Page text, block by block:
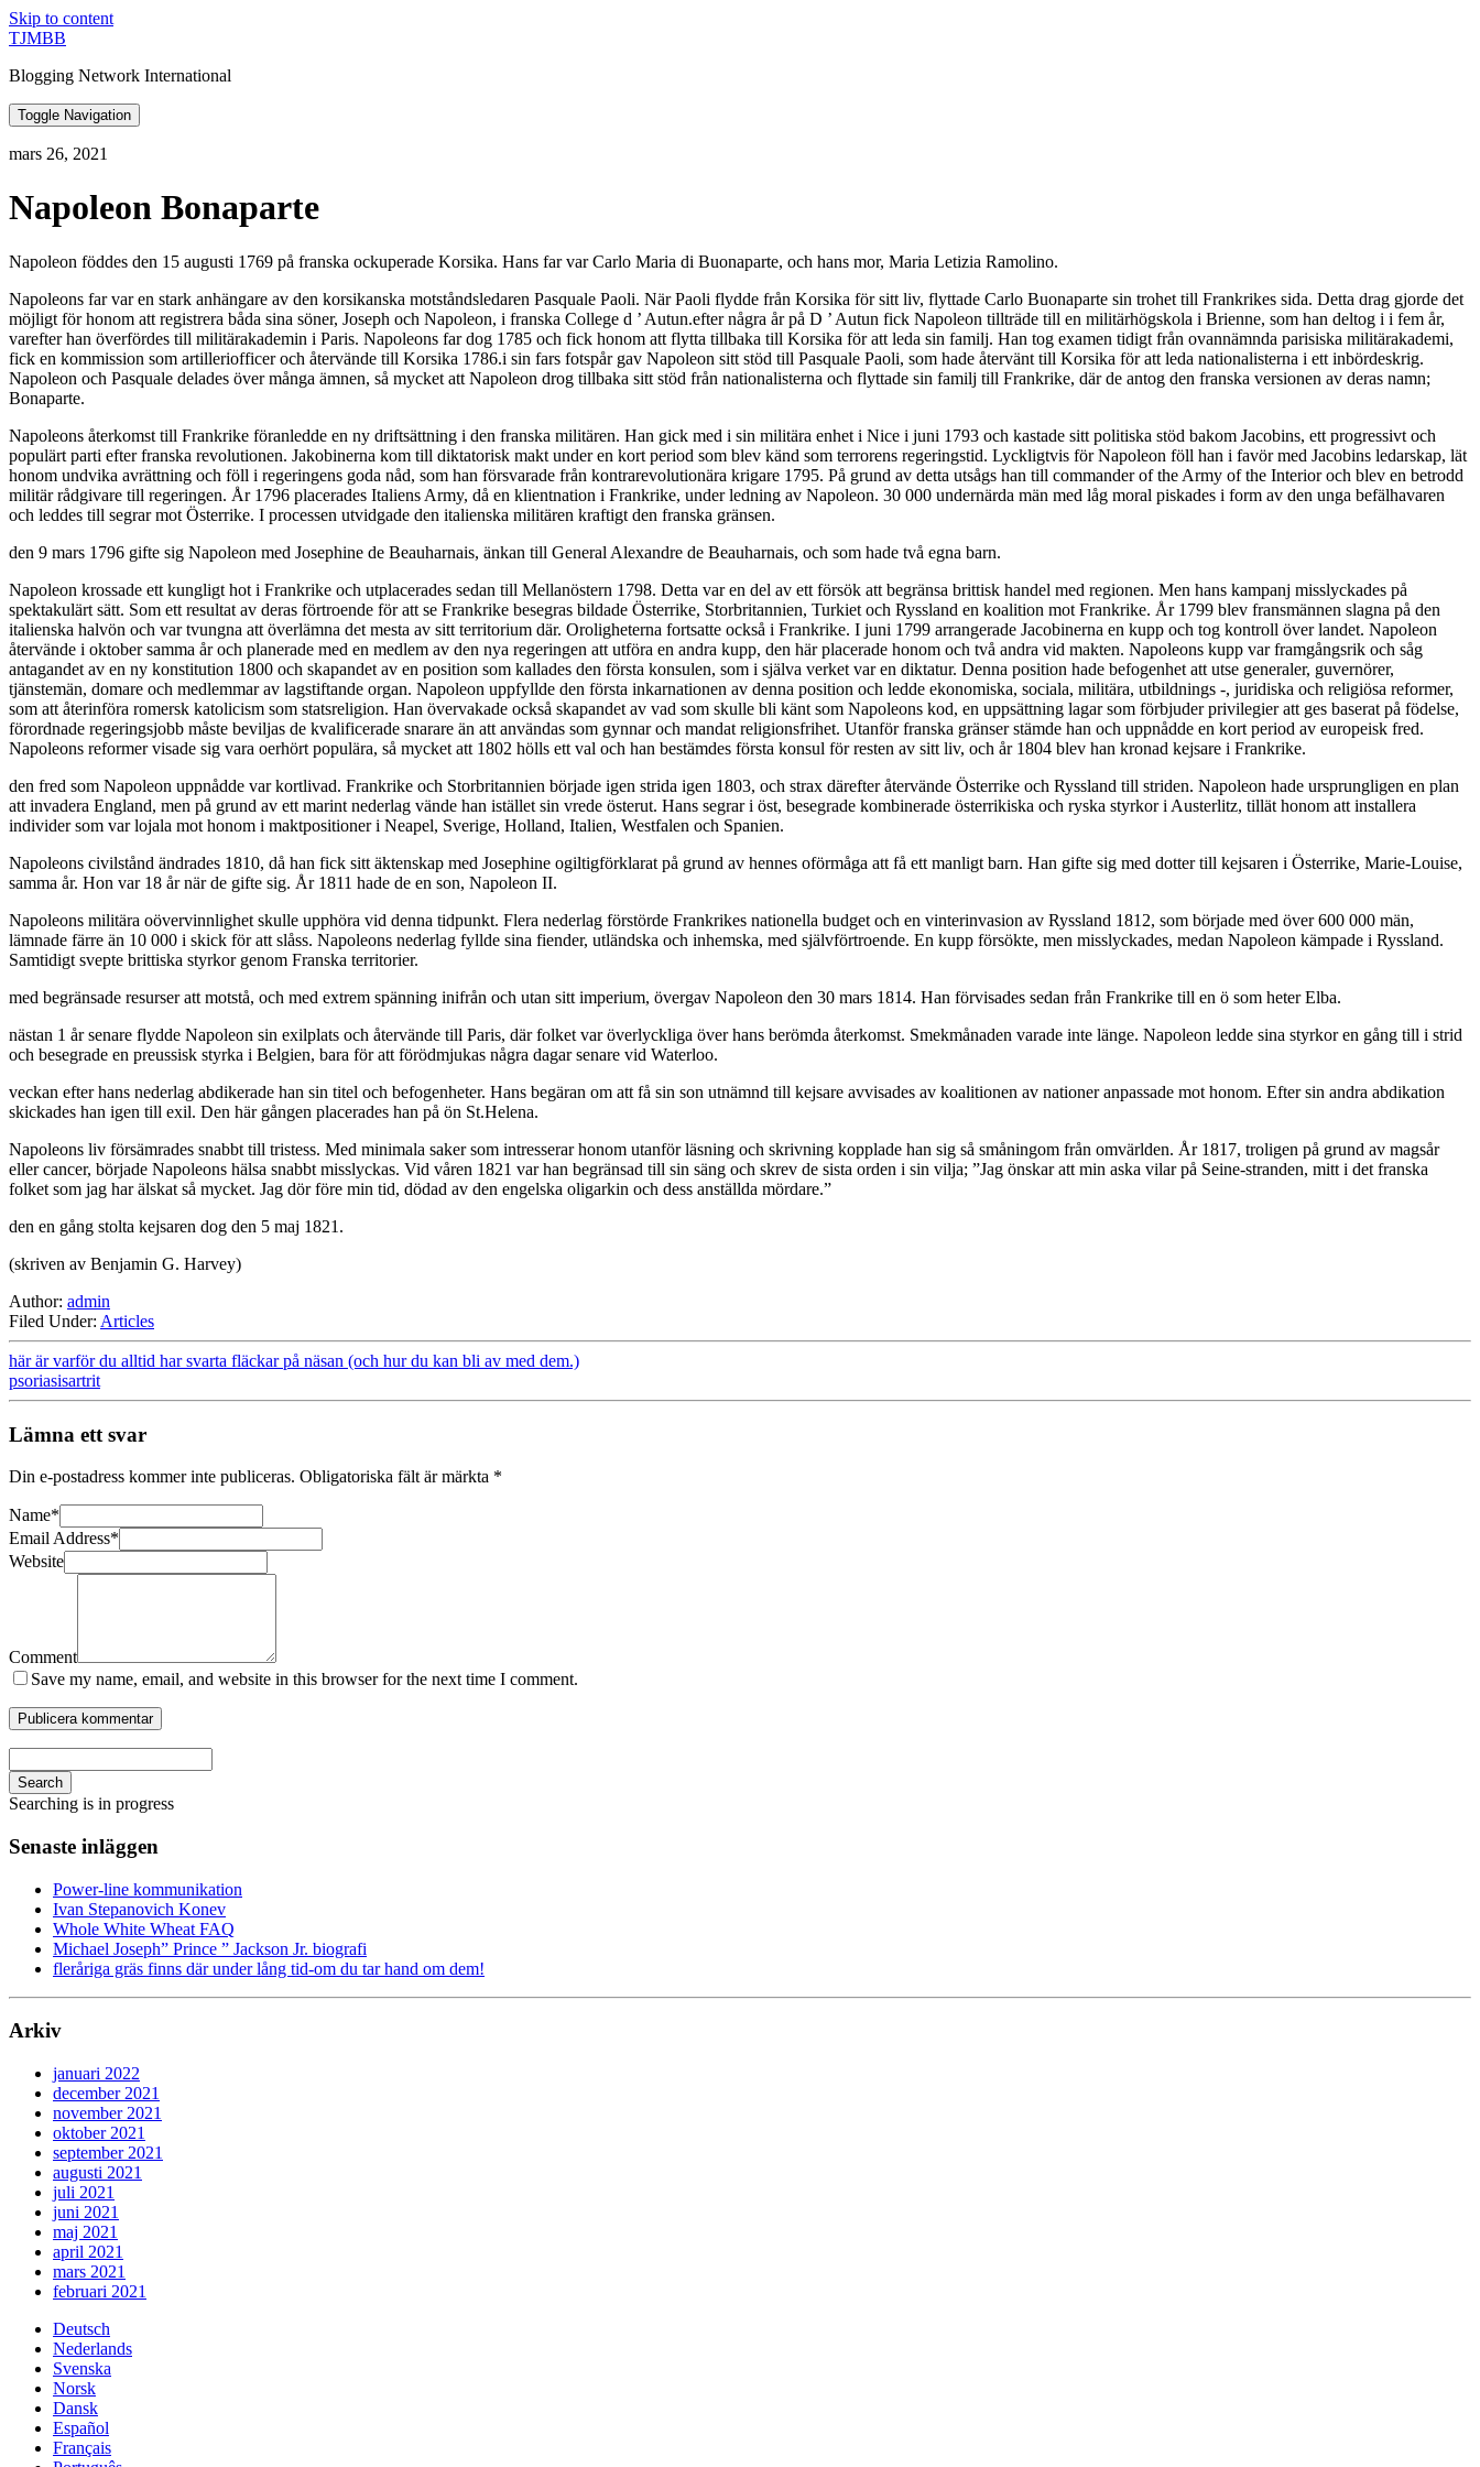
Skip to content
TJMBB
Blogging Network International
Toggle Navigation
mars 26, 2021
Napoleon Bonaparte
Napoleon föddes den 15 augusti 1769 på franska ockuperade Korsika. Hans far var Carlo Maria di Buonaparte, och hans mor, Maria Letizia Ramolino.
Napoleons far var en stark anhängare av den korsikanska motståndsledaren Pasquale Paoli. När Paoli flydde från Korsika för sitt liv, flyttade Carlo Buonaparte sin trohet till Frankrikes sida. Detta drag gjorde det
möjligt för honom att registrera båda sina söner, Joseph och Napoleon, i franska College d ’ Autun.efter några år på D ’ Autun fick Napoleon tillträde till en militärhögskola i Brienne, som han deltog i i fem år,
varefter han överfördes till militärakademin i Paris. Napoleons far dog 1785 och fick honom att flytta tillbaka till Korsika för att leda sin familj. Han tog examen tidigt från ovannämnda parisiska militärakademi,
fick en kommission som artilleriofficer och återvände till Korsika 1786.i sin fars fotspår gav Napoleon sitt stöd till Pasquale Paoli, som hade återvänt till Korsika för att leda nationalisterna i ett inbördeskrig.
Napoleon och Pasquale delades över många ämnen, så mycket att Napoleon drog tillbaka sitt stöd från nationalisterna och flyttade sin familj till Frankrike, där de antog den franska versionen av deras namn;
Bonaparte.
Napoleons återkomst till Frankrike föranledde en ny driftsättning i den franska militären. Han gick med i sin militära enhet i Nice i juni 1793 och kastade sitt politiska stöd bakom Jacobins, ett progressivt och
populärt parti efter franska revolutionen. Jakobinerna kom till diktatorisk makt under en kort period som blev känd som terrorens regeringstid. Lyckligtvis för Napoleon föll han i favör med Jacobins ledarskap, lät
honom undvika avrättning och föll i regeringens goda nåd, som han försvarade från kontrarevolutionära krigare 1795. På grund av detta utsågs han till commander of the Army of the Interior och blev en betrodd
militär rådgivare till regeringen. År 1796 placerades Italiens Army, då en klientnation i Frankrike, under ledning av Napoleon. 30 000 undernärda män med låg moral piskades i form av den unga befälhavaren
och leddes till segrar mot Österrike. I processen utvidgade den italienska militären kraftigt den franska gränsen.
den 9 mars 1796 gifte sig Napoleon med Josephine de Beauharnais, änkan till General Alexandre de Beauharnais, och som hade två egna barn.
Napoleon krossade ett kungligt hot i Frankrike och utplacerades sedan till Mellanöstern 1798. Detta var en del av ett försök att begränsa brittisk handel med regionen. Men hans kampanj misslyckades på
spektakulärt sätt. Som ett resultat av deras förtroende för att se Frankrike besegras bildade Österrike, Storbritannien, Turkiet och Ryssland en koalition mot Frankrike. År 1799 blev fransmännen slagna på den
italienska halvön och var tvungna att överlämna det mesta av sitt territorium där. Oroligheterna fortsatte också i Frankrike. I juni 1799 arrangerade Jacobinerna en kupp och tog kontroll över landet. Napoleon
återvände i oktober samma år och planerade med en medlem av den nya regeringen att utföra en andra kupp, den här placerade honom och två andra vid makten. Napoleons kupp var framgångsrik och såg
antagandet av en ny konstitution 1800 och skapandet av en position som kallades den första konsulen, som i själva verket var en diktatur. Denna position hade befogenhet att utse generaler, guvernörer,
tjänstemän, domare och medlemmar av lagstiftande organ. Napoleon uppfyllde den första inkarnationen av denna position och ledde ekonomiska, sociala, militära, utbildnings -, juridiska och religiösa reformer,
som att återinföra romersk katolicism som statsreligion. Han övervakade också skapandet av vad som skulle bli känt som Napoleons kod, en uppsättning lagar som förbjuder privilegier att ges baserat på födelse,
förordnade regeringsjobb måste beviljas de kvalificerade snarare än att användas som gynnar och mandat religionsfrihet. Utanför franska gränser stämde han och uppnådde en kort period av europeisk fred.
Napoleons reformer visade sig vara oerhört populära, så mycket att 1802 hölls ett val och han bestämdes första konsul för resten av sitt liv, och år 1804 blev han kronad kejsare i Frankrike.
den fred som Napoleon uppnådde var kortlivad. Frankrike och Storbritannien började igen strida igen 1803, och strax därefter återvände Österrike och Ryssland till striden. Napoleon hade ursprungligen en plan
att invadera England, men på grund av ett marint nederlag vände han istället sin vrede österut. Hans segrar i öst, besegrade kombinerade österrikiska och ryska styrkor i Austerlitz, tillät honom att installera
individer som var lojala mot honom i maktpositioner i Neapel, Sverige, Holland, Italien, Westfalen och Spanien.
Napoleons civilstånd ändrades 1810, då han fick sitt äktenskap med Josephine ogiltigförklarat på grund av hennes oförmåga att få ett manligt barn. Han gifte sig med dotter till kejsaren i Österrike, Marie-Louise,
samma år. Hon var 18 år när de gifte sig. År 1811 hade de en son, Napoleon II.
Napoleons militära oövervinnlighet skulle upphöra vid denna tidpunkt. Flera nederlag förstörde Frankrikes nationella budget och en vinterinvasion av Ryssland 1812, som började med över 600 000 män,
lämnade färre än 10 000 i skick för att slåss. Napoleons nederlag fyllde sina fiender, utländska och inhemska, med självförtroende. En kupp försökte, men misslyckades, medan Napoleon kämpade i Ryssland.
Samtidigt svepte brittiska styrkor genom Franska territorier.
med begränsade resurser att motstå, och med extrem spänning inifrån och utan sitt imperium, övergav Napoleon den 30 mars 1814. Han förvisades sedan från Frankrike till en ö som heter Elba.
nästan 1 år senare flydde Napoleon sin exilplats och återvände till Paris, där folket var överlyckliga över hans berömda återkomst. Smekmånaden varade inte länge. Napoleon ledde sina styrkor en gång till i strid
och besegrade en preussisk styrka i Belgien, bara för att förödmjukas några dagar senare vid Waterloo.
veckan efter hans nederlag abdikerade han sin titel och befogenheter. Hans begäran om att få sin son utnämnd till kejsare avvisades av koalitionen av nationer anpassade mot honom. Efter sin andra abdikation
skickades han igen till exil. Den här gången placerades han på ön St.Helena.
Napoleons liv försämrades snabbt till tristess. Med minimala saker som intresserar honom utanför läsning och skrivning kopplade han sig så småningom från omvärlden. År 1817, troligen på grund av magsår
eller cancer, började Napoleons hälsa snabbt misslyckas. Vid våren 1821 var han begränsad till sin säng och skrev de sista orden i sin vilja; ”Jag önskar att min aska vilar på Seine-stranden, mitt i det franska
folket som jag har älskat så mycket. Jag dör före min tid, dödad av den engelska oligarkin och dess anställda mördare.”
den en gång stolta kejsaren dog den 5 maj 1821.
(skriven av Benjamin G. Harvey)
Author: admin
Filed Under: Articles
här är varför du alltid har svarta fläckar på näsan (och hur du kan bli av med dem.)
psoriasisartrit
Lämna ett svar
Din e-postadress kommer inte publiceras. Obligatoriska fält är märkta *
Name*
Email Address*
Website
Comment
Save my name, email, and website in this browser for the next time I comment.
Search
Searching is in progress
Senaste inläggen
Power-line kommunikation
Ivan Stepanovich Konev
Whole White Wheat FAQ
Michael Joseph” Prince ” Jackson Jr. biografi
fleråriga gräs finns där under lång tid-om du tar hand om dem!
Arkiv
januari 2022
december 2021
november 2021
oktober 2021
september 2021
augusti 2021
juli 2021
juni 2021
maj 2021
april 2021
mars 2021
februari 2021
Deutsch
Nederlands
Svenska
Norsk
Dansk
Español
Français